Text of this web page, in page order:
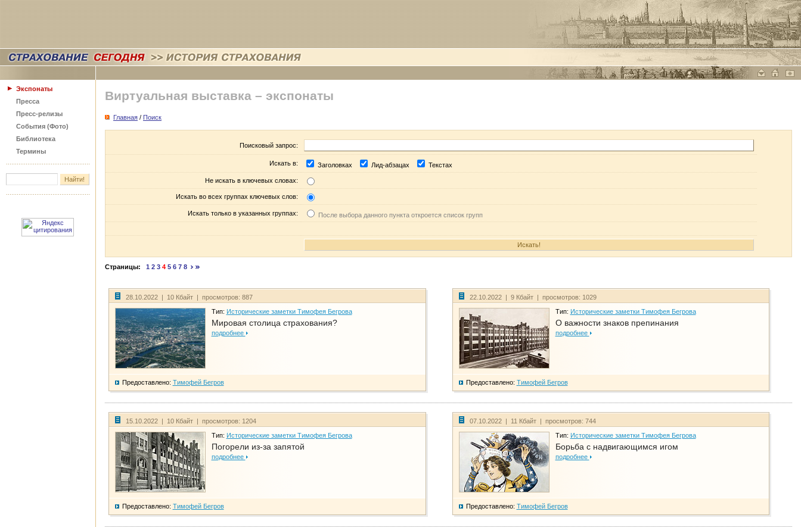
Экспонаты
Пресса
Пресс-релизы
События (Фото)
Библиотека
Термины
Виртуальная выставка – экспонаты
Главная / Поиск
Поисковый запрос:
Искать в: Заголовках Лид-абзацах Текстах
Не искать в ключевых словах:
Искать во всех группах ключевых слов:
Искать только в указанных группах: После выбора данного пункта откроется список групп
Страницы: 1 2 3 4 5 6 7 8
28.10.2022 | 10 Кбайт | просмотров: 887
Тип: Исторические заметки Тимофея Бегрова
Мировая столица страхования?
подробнее
Предоставлено: Тимофей Бегров
22.10.2022 | 9 Кбайт | просмотров: 1029
Тип: Исторические заметки Тимофея Бегрова
О важности знаков препинания
подробнее
Предоставлено: Тимофей Бегров
15.10.2022 | 10 Кбайт | просмотров: 1204
Тип: Исторические заметки Тимофея Бегрова
Погорели из-за запятой
подробнее
Предоставлено: Тимофей Бегров
07.10.2022 | 11 Кбайт | просмотров: 744
Тип: Исторические заметки Тимофея Бегрова
Борьба с надвигающимся игом
подробнее
Предоставлено: Тимофей Бегров